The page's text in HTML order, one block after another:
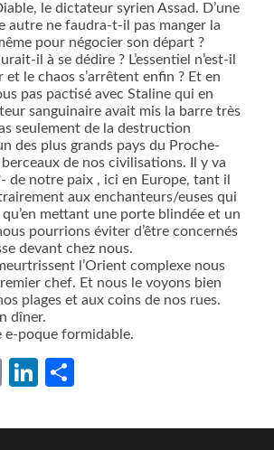
le dictateur syrien Assad. D’une
autre ne faudra-t-il pas manger la
pour négocier son départ ?
il à se dédire ? L’essentiel n’est-il
et le chaos s’arrêtent enfin ? Et en
pas pactisé avec Staline qui en
sanguinaire avait mis la barre très
seulement de la destruction
des plus grands pays du Proche-
de nos civilisations. Il y va
de notre paix , ici en Europe, tant il
aux enchanteurs/euses qui
mettant une porte blindée et un
pourrions éviter d’être concernés
devant chez nous.
l’Orient complexe nous
chef. Et nous le voyons bien
plages et aux coins de nos rues.
dîner.
e-poque formidable.
EmailLinkedIn